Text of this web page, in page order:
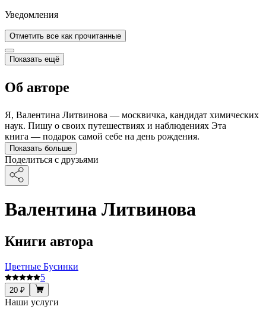
Уведомления
Отметить все как прочитанные
Показать ещё
Об авторе
Я, Валентина Литвинова — москвичка, кандидат химических
наук. Пишу о своих путешествиях и наблюдениях Эта
книга — подарок самой себе на день рождения.
Показать больше
Поделиться с друзьями
Валентина Литвинова
Книги автора
Цветные Бусинки
5
20 ₽
Наши услуги